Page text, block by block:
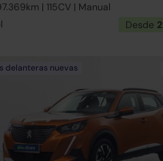
| 115CV | Manual
Desde
delanteras nuevas